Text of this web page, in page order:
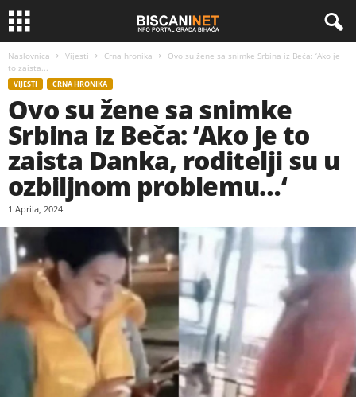
Naslovnica Vijesti Crna hronika
Ovo su žene sa snimke Srbina iz Beča: ‘Ako je
to zaista...
VIJESTI CRNA HRONIKA
Ovo su žene sa snimke
Srbina iz Beča: ‘Ako je to
zaista Danka, roditelji su u
ozbiljnom problemu…‘
1 Aprila, 2024